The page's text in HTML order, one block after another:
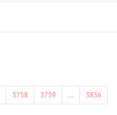
3758 3759 ...
3836